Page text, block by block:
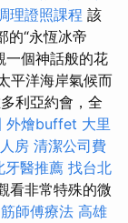
理證照課程 該
的“永恆冰帝
一個神話般的花
平洋海岸氣候而
利亞約會，全
外燴buffet 大里
房 清潔公司費
牙醫推薦 找台北
看非常特殊的微
筋師傅療法 高雄